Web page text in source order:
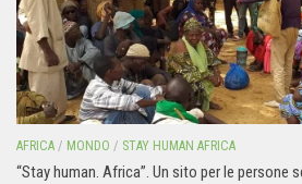
AFRICA / MONDO / STAY HUMAN AFRICA
“Stay human. Africa”. Un sito per le persone